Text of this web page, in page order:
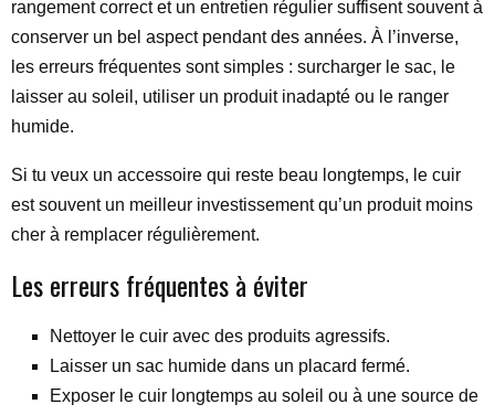
rangement correct et un entretien régulier suffisent souvent à
conserver un bel aspect pendant des années. À l’inverse,
les erreurs fréquentes sont simples : surcharger le sac, le
laisser au soleil, utiliser un produit inadapté ou le ranger
humide.
Si tu veux un accessoire qui reste beau longtemps, le cuir
est souvent un meilleur investissement qu’un produit moins
cher à remplacer régulièrement.
Les erreurs fréquentes à éviter
Nettoyer le cuir avec des produits agressifs.
Laisser un sac humide dans un placard fermé.
Exposer le cuir longtemps au soleil ou à une source de